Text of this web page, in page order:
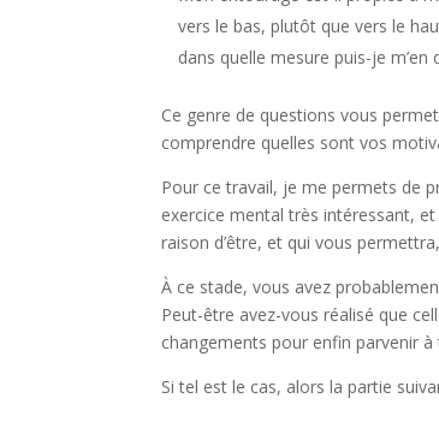
vers le bas, plutôt que vers le
dans quelle mesure puis-je m’en
Ce genre de questions vous
comprendre quelles sont vos
Pour ce travail, je me permets de
exercice mental très intéressant,
raison d’être, et qui vous
À ce stade, vous avez
Peut-être avez-vous réalisé que
changements pour enfin parvenir
Si tel est le cas, alors la partie